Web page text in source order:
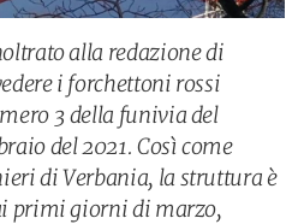
alla redazione di
i forchettoni rossi
3 della funivia del
del 2021. Così come
di Verbania, la struttura è
primi giorni di marzo,